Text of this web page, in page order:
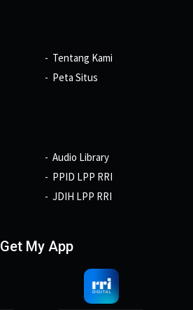
Tentang Kami
Peta Situs
Audio Library
PPID LPP RRI
JDIH LPP RRI
Get My App